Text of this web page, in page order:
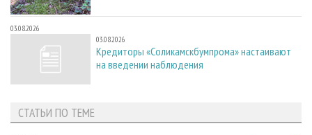
03.08.2026
03.08.2026
Кредиторы «Соликамскбумпрома» настаивают
на введении наблюдения
СТАТЬИ ПО ТЕМЕ